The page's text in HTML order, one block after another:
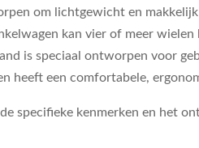
om lichtgewicht en
kan vier of meer
is speciaal ontworpen voor
heeft een comfortabele,
specifieke kenmerken en het